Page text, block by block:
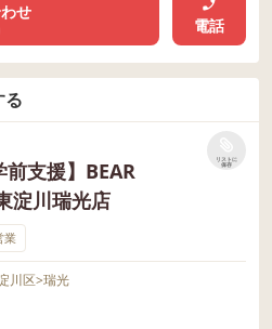
せ
電話
る
前支援】BEAR
淀川瑞光店
リストに
保存
業
川区>瑞光